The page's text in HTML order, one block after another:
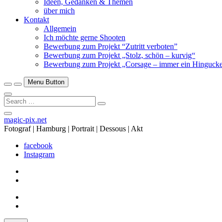
über mich
Kontakt
Allgemein
Ich möchte gerne Shooten
Bewerbung zum Projekt “Zutritt verboten”
Bewerbung zum Projekt „Stolz, schön – kurvig“
Bewerbung zum Projekt „Corsage – immer ein
Menu Button
Search
…
Close
Side
Menu
magic-pix.net
Fotograf | Hamburg | Portrait | Dessous | Akt
facebook
Instagram